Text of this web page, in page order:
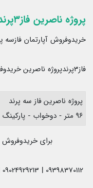
پروژه ناصرین فاز۳پرند
خریدوفروش آپارتمان فازسه
فاز3پرندپروژه ناصرین خریدوفروش آپارتمان
پروژه ناصرین فاز سه پرند
۹۶ متر - دوخواب - پارکینگ - انباری - آسانسور
برای خریدوفروش